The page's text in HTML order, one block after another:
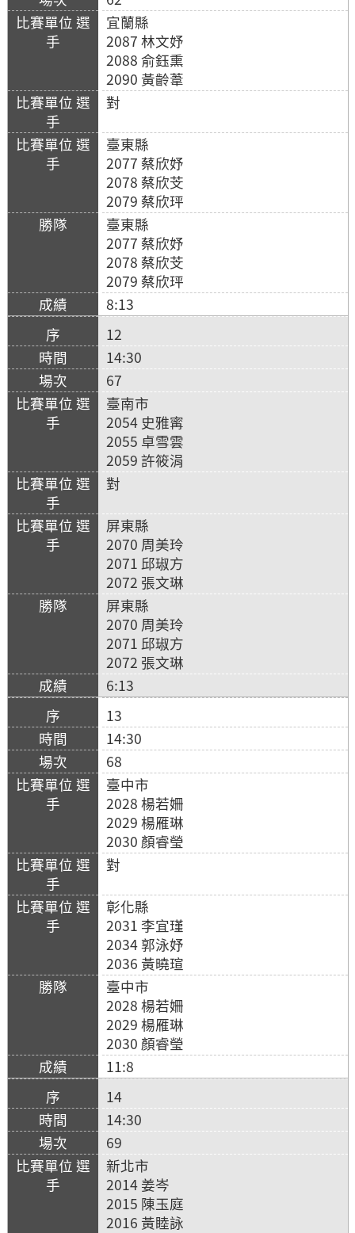
宜蘭縣
2087 林文妤
2088 俞鈺熏
2090 黃齡葦
對
臺東縣
2077 蔡欣妤
2078 蔡欣芠
2079 蔡欣玶
臺東縣
2077 蔡欣妤
2078 蔡欣芠
2079 蔡欣玶
8:13
12
14:30
67
臺南市
2054 史雅寗
2055 卓雪雲
2059 許筱涓
對
屏東縣
2070 周美玲
2071 邱琡方
2072 張文琳
屏東縣
2070 周美玲
2071 邱琡方
2072 張文琳
6:13
13
14:30
68
臺中市
2028 楊若姍
2029 楊雁琳
2030 顏睿瑩
對
彰化縣
2031 李宜瑾
2034 郭泳妤
2036 黃曉瑄
臺中市
2028 楊若姍
2029 楊雁琳
2030 顏睿瑩
11:8
14
14:30
69
新北市
2014 姜岑
2015 陳玉庭
2016 黃睦詠